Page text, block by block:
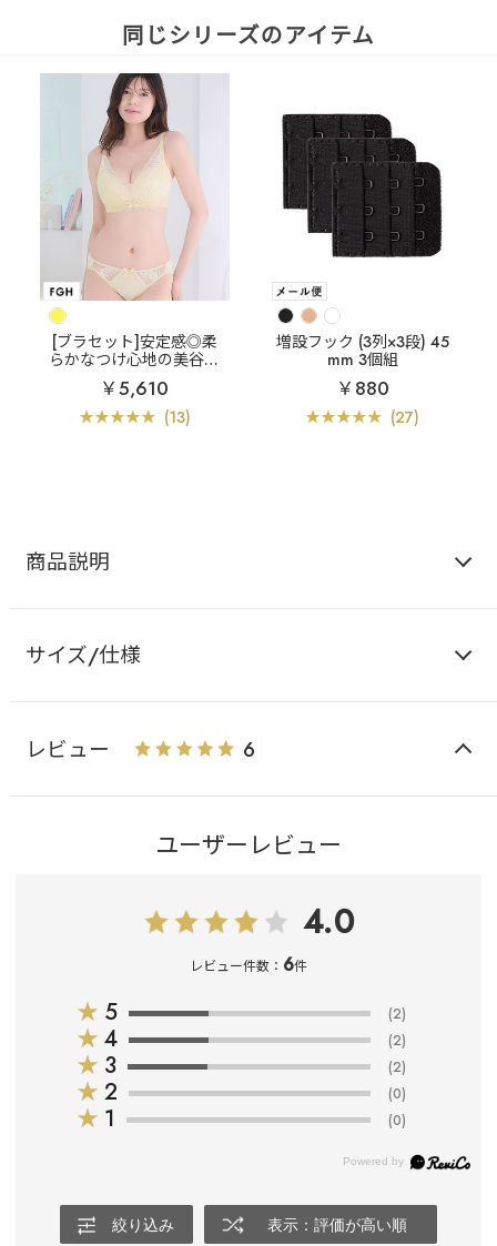
同じシリーズのアイテム
[ブラセット]安定感◎柔
らかなつけ心地の美谷間
リフト カシュクー
ルレース脇高ブラ(R) ブ
ラジャー&ショーツ (FG
Hカップ)
￥5,610
(13)
増設フック (3列×3段) 45
mm 3個組
￥880
(27)
商品説明
サイズ/仕様
レビュー 6
ユーザーレビュー
4.0
レビュー件数： 6件
★ 5 (2)
★ 4 (2)
★ 3 (2)
★ 2 (0)
★ 1 (0)
絞り込み 表示：評価が高い順